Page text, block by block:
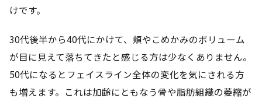
けです。
30代後半から40代にかけて、頬やこめかみのボリューム
が目に見えて落ちてきたと感じる方は少なくありません。
50代になるとフェイスライン全体の変化を気にされる方
も増えます。これは加齢にともなう骨や脂肪組織の萎縮が